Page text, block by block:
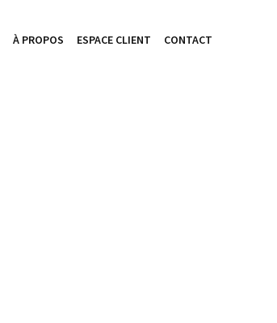
À PROPOS ESPACE CLIENT CONTACT